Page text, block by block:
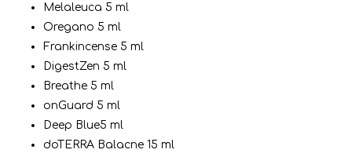
Melaleuca 5 ml
Oregano 5 ml
Frankincense 5 ml
DigestZen 5 ml
Breathe 5 ml
onGuard 5 ml
Deep Blue5 ml
doTERRA Balacne 15 ml